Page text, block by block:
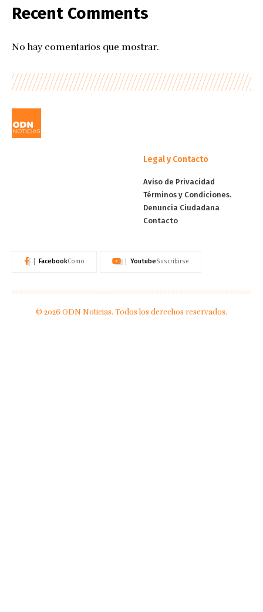
Recent Comments
No hay comentarios que mostrar.
Legal y Contacto
Aviso de Privacidad
Términos y Condiciones.
Denuncia Ciudadana
Contacto
FacebookComo YoutubeSuscribirse
© 2026 ODN Noticias. Todos los derechos reservados.